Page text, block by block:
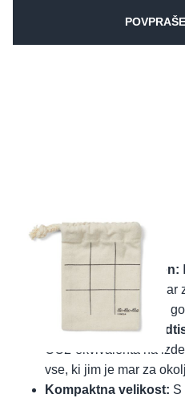
Glavne značilnosti:
Naraven in trajnosten:
certificiranega bora,
trajnostno upravljanih
Minimalen ogljični
CO2-ekvivalenta na
vse, ki jim je mar za
Kompaktna velikost: S